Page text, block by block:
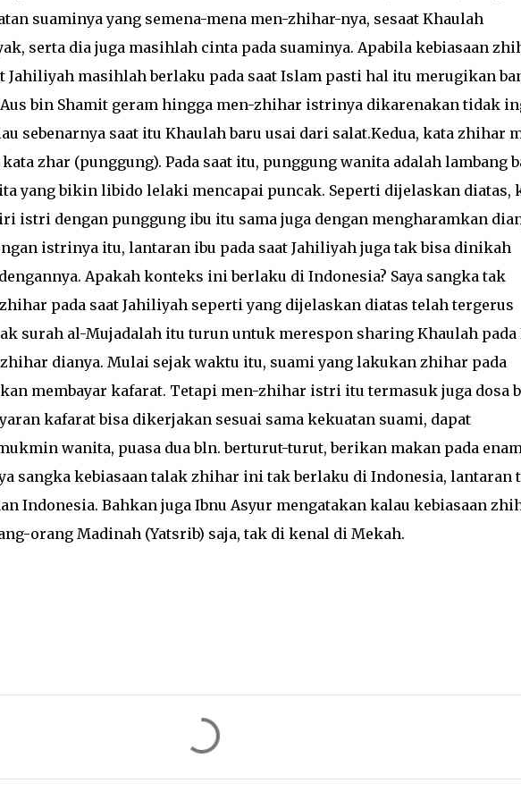
suaminya yang semena-mena men-zhihar-nya, sesaat Khaulah
serta dia juga masihlah cinta pada suaminya. Apabila kebiasaan
Jahiliyah masihlah berlaku pada saat Islam pasti hal itu merugikan
bin Shamit geram hingga men-zhihar istrinya dikarenakan tidak
sebenarnya saat itu Khaulah baru usai dari salat.Kedua, kata zhihar
zhar (punggung). Pada saat itu, punggung wanita adalah lambang
yang bikin libido lelaki mencapai puncak. Seperti dijelaskan diatas,
istri dengan punggung ibu itu sama juga dengan mengharamkan
istrinya itu, lantaran ibu pada saat Jahiliyah juga tak bisa dinikah
Apakah konteks ini berlaku di Indonesia? Saya sangka tak
pada saat Jahiliyah seperti yang dijelaskan diatas telah tergerus
surah al-Mujadalah itu turun untuk merespon sharing Khaulah pada
dianya. Mulai sejak waktu itu, suami yang lakukan zhihar pada
membayar kafarat. Tetapi men-zhihar istri itu termasuk juga dosa
kafarat bisa dikerjakan sesuai sama kekuatan suami, dapat
wanita, puasa dua bln. berturut-turut, berikan makan pada
sangka kebiasaan talak zhihar ini tak berlaku di Indonesia, lantaran
Indonesia. Bahkan juga Ibnu Asyur mengatakan kalau kebiasaan
orang Madinah (Yatsrib) saja, tak di kenal di Mekah.